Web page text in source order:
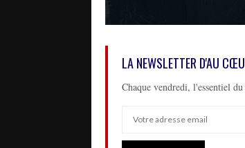
LA NEWSLETTER D'AU
Chaque vendredi, l'essentiel